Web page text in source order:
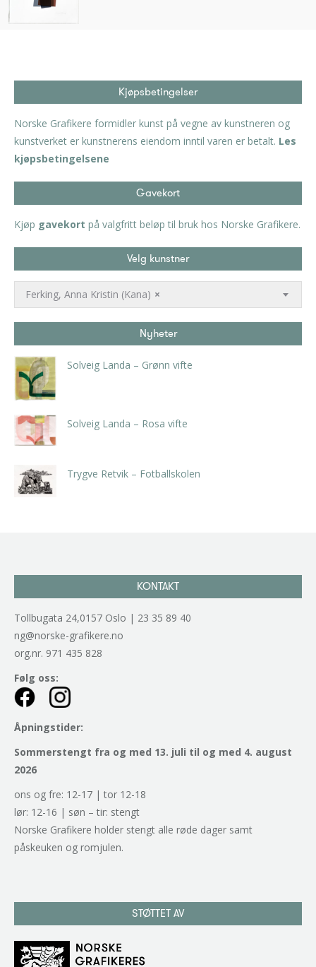
Kjøpsbetingelser
Norske Grafikere formidler kunst på vegne av kunstneren og
kunstverket er kunstnerens eiendom inntil varen er betalt. Les
kjøpsbetingelsene
Gavekort
Kjøp gavekort på valgfritt beløp til bruk hos Norske Grafikere.
Velg kunstner
×
Ferking, Anna Kristin (Kana)
Nyheter
Solveig Landa – Grønn vifte
Solveig Landa – Rosa vifte
Trygve Retvik – Fotballskolen
KONTAKT
Tollbugata 24,0157 Oslo | 23 35 89 40
ng@norske-grafikere.no
org.nr. 971 435 828
Følg oss:
Åpningstider:
Sommerstengt fra og med 13. juli til og med 4. august
2026
ons og fre: 12-17 | tor 12-18
lør: 12-16 | søn – tir: stengt
Norske Grafikere holder stengt alle røde dager samt
påskeuken og romjulen.
STØTTET AV